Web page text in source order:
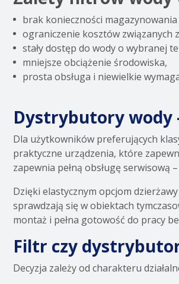
brak konieczności
ograniczenie kosztów związanych
stały dostęp do wody o wybranej
mniejsze obciążenie środowiska,
prosta obsługa i niewielkie
Dystrybutory wody
Dla użytkowników preferujących
praktyczne urządzenia, które
zapewnia pełną obsługę serwisową
Dzięki elastycznym opcjom
sprawdzają się w obiektach
montaż i pełna gotowość do pracy
Filtr czy
Decyzja zależy od charakteru